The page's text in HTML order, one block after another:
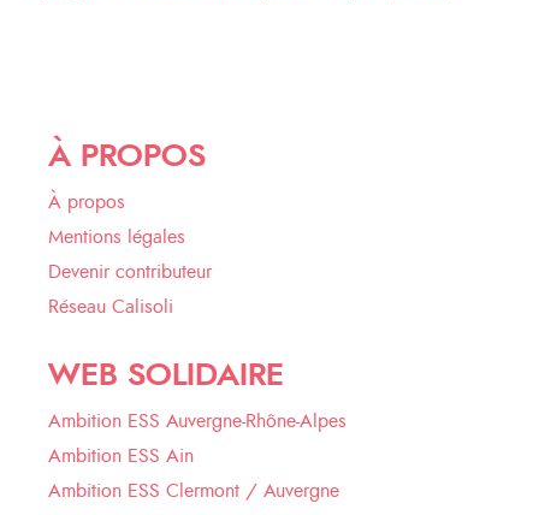
À PROPOS
À propos
Mentions légales
Devenir contributeur
Réseau Calisoli
WEB SOLIDAIRE
Ambition ESS Auvergne-Rhône-Alpes
Ambition ESS Ain
Ambition ESS Clermont / Auvergne